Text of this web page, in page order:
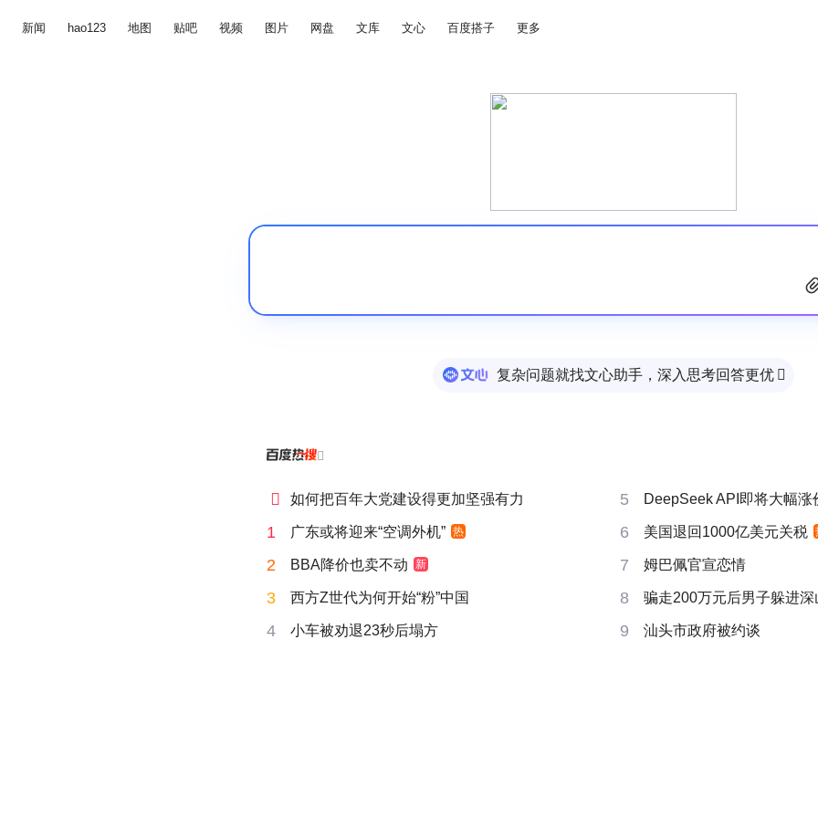
新闻 hao123 地图 贴吧 视频 图片 网盘 文库 文心 百度搭子 更多
复杂问题就找文心助手，深入思考回答更优 

 如何把百年大党建设得更加坚强有力 5 DeepSeek API即将大幅涨
1 广东或将迎来“空调外机” 热 6 美国退回1000亿美元关税
2 BBA降价也卖不动 新 7 姆巴佩官宣恋情
3 西方Z世代为何开始“粉”中国 8 骗走200万元后男子躲进深
4 小车被劝退23秒后塌方 9 汕头市政府被约谈